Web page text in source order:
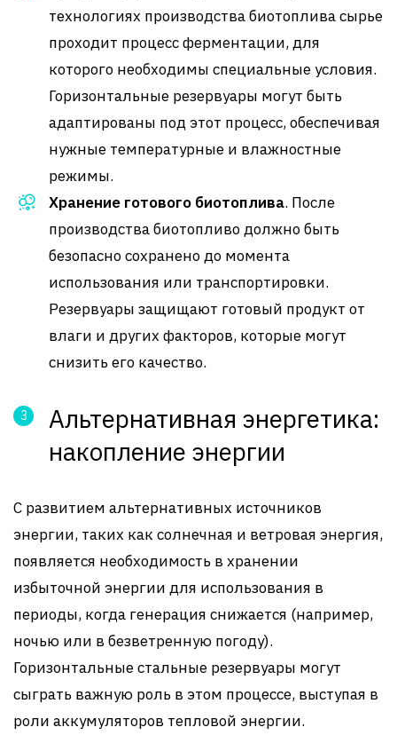
технологиях производства биотоплива сырье
проходит процесс ферментации, для
которого необходимы специальные условия.
Горизонтальные резервуары могут быть
адаптированы под этот процесс, обеспечивая
нужные температурные и влажностные
режимы.
Хранение готового биотоплива. После
производства биотопливо должно быть
безопасно сохранено до момента
использования или транспортировки.
Резервуары защищают готовый продукт от
влаги и других факторов, которые могут
снизить его качество.
Альтернативная энергетика:
накопление энергии
С развитием альтернативных источников
энергии, таких как солнечная и ветровая энергия,
появляется необходимость в хранении
избыточной энергии для использования в
периоды, когда генерация снижается (например,
ночью или в безветренную погоду).
Горизонтальные стальные резервуары могут
сыграть важную роль в этом процессе, выступая в
роли аккумуляторов тепловой энергии.